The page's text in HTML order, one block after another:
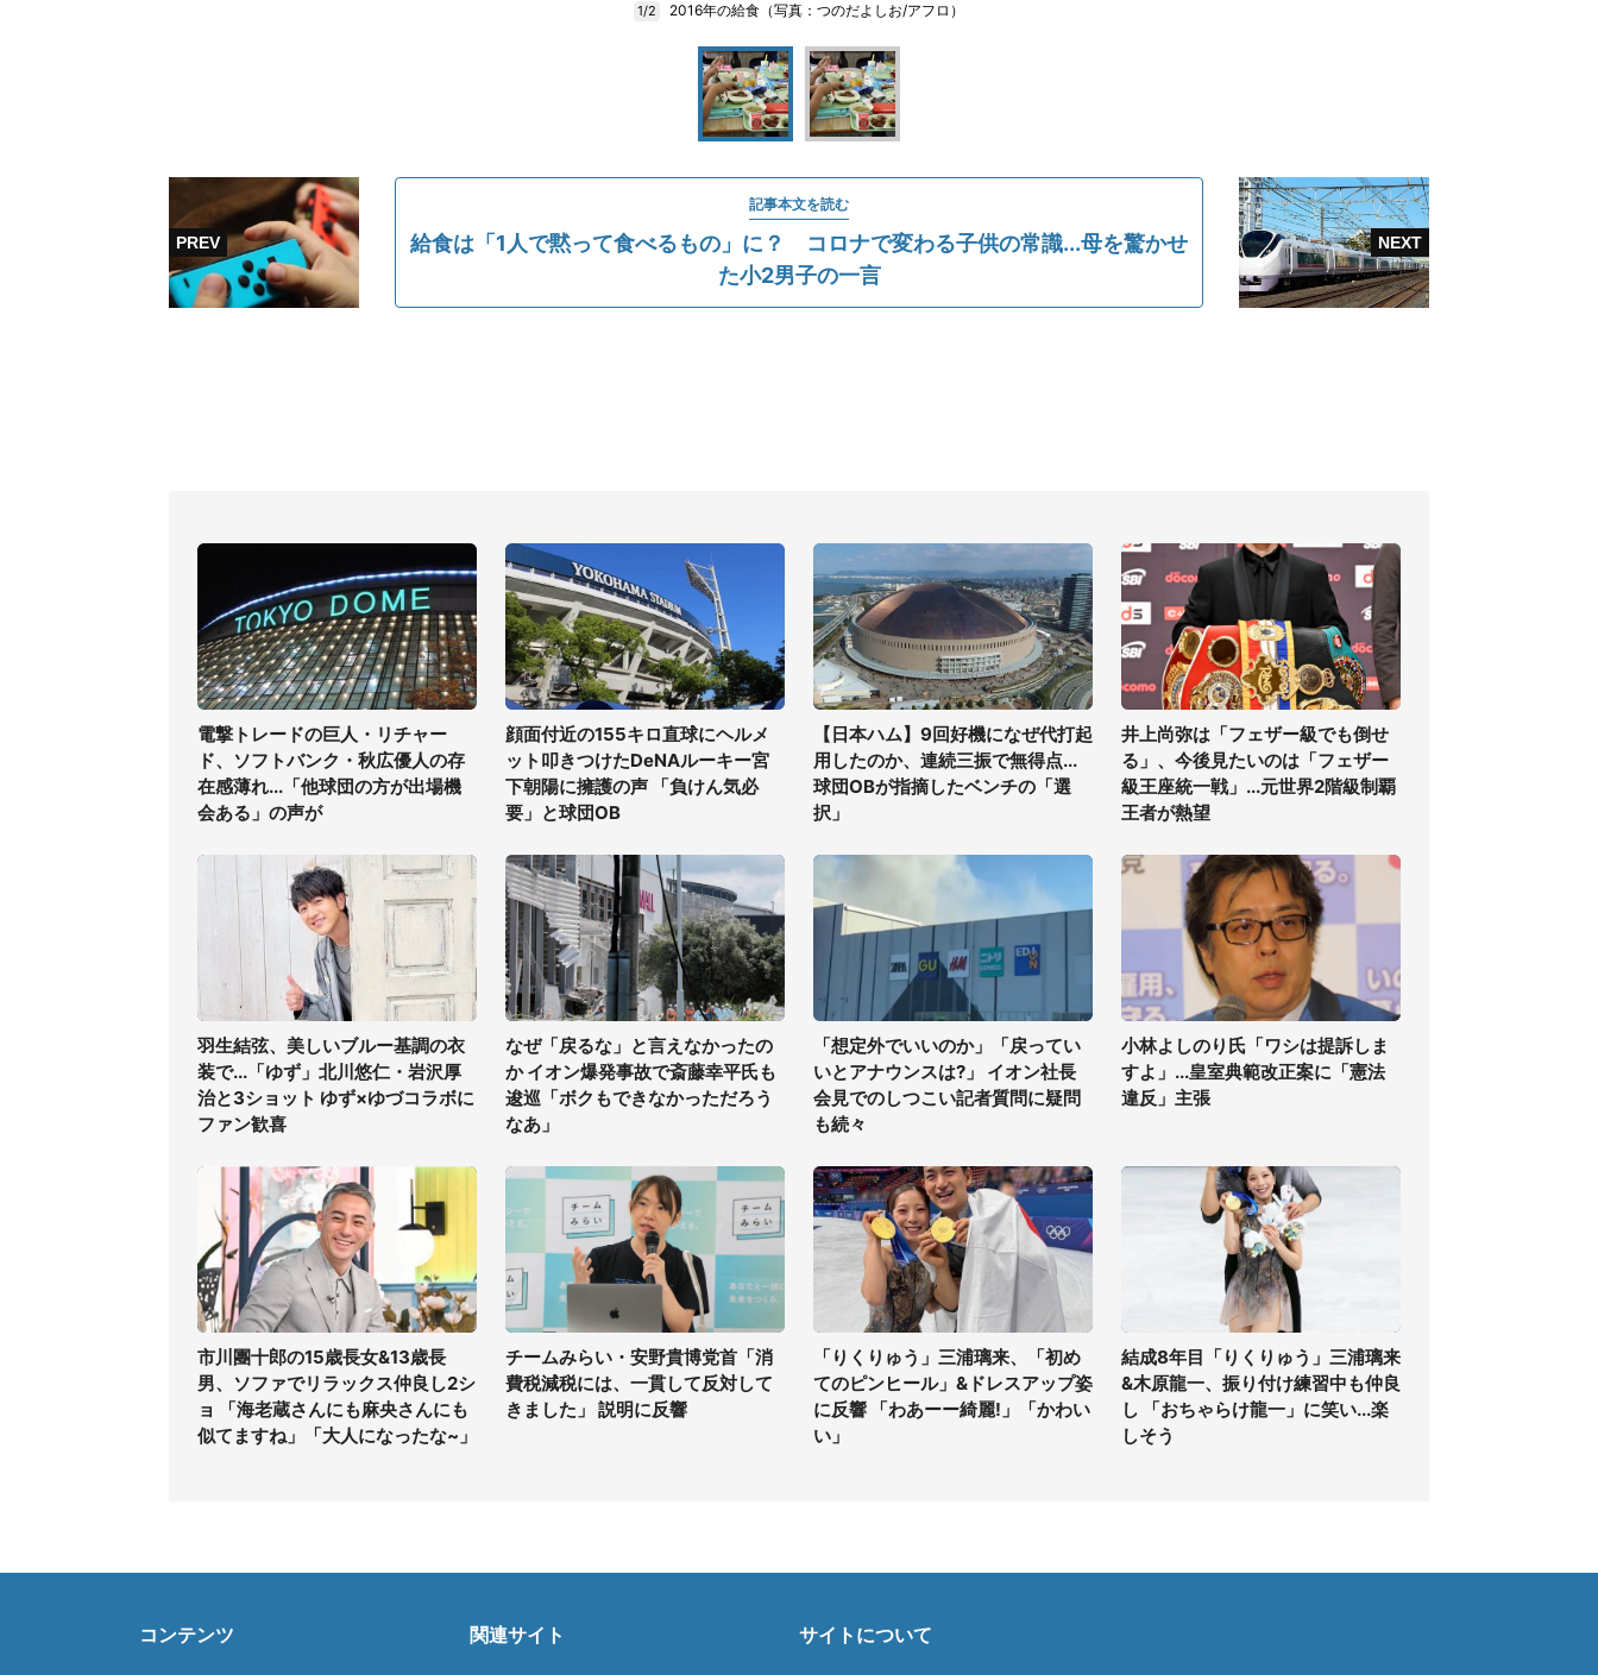
1/2 2016年の給食（写真：つのだよしお/アフロ）
記事本文を読む
給食は「1人で黙って食べるもの」に？ コロナで変わる子供の常識...母を驚かせ
た小2男子の一言
電撃トレードの巨人・リチャー
ド、ソフトバンク・秋広優人の存
在感薄れ...「他球団の方が出場機
会ある」の声が
顔面付近の155キロ直球にヘルメ
ット叩きつけたDeNAルーキー宮
下朝陽に擁護の声 「負けん気必
要」と球団OB
【日本ハム】9回好機になぜ代打起
用したのか、連続三振で無得点...
球団OBが指摘したベンチの「選
択」
井上尚弥は「フェザー級でも倒せ
る」、今後見たいのは「フェザー
級王座統一戦」...元世界2階級制覇
王者が熱望
羽生結弦、美しいブルー基調の衣
装で...「ゆず」北川悠仁・岩沢厚
治と3ショット ゆず×ゆづコラボに
ファン歓喜
なぜ「戻るな」と言えなかったの
か イオン爆発事故で斎藤幸平氏も
逡巡「ボクもできなかっただろう
なあ」
「想定外でいいのか」「戻ってい
いとアナウンスは?」 イオン社長
会見でのしつこい記者質問に疑問
も続々
小林よしのり氏「ワシは提訴しま
すよ」...皇室典範改正案に「憲法
違反」主張
市川團十郎の15歳長女&13歳長
男、ソファでリラックス仲良し2シ
ョ 「海老蔵さんにも麻央さんにも
似てますね」「大人になったな~」
チームみらい・安野貴博党首「消
費税減税には、一貫して反対して
きました」 説明に反響
「りくりゅう」三浦璃来、「初め
てのピンヒール」&ドレスアップ姿
に反響 「わあーー綺麗!」「かわい
い」
結成8年目「りくりゅう」三浦璃来
&木原龍一、振り付け練習中も仲良
し 「おちゃらけ龍一」に笑い...楽
しそう
コンテンツ 関連サイト サイトについて